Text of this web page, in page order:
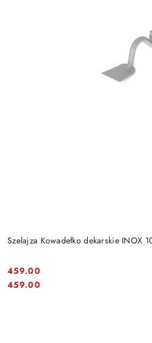
Szelajza Kowadełko dekarskie INOX
Cena:
459.00
Cena:
459.00